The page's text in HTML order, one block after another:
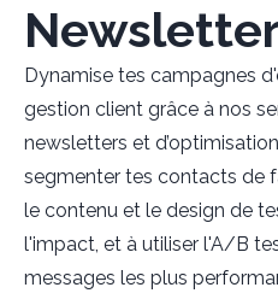
Dynamise tes campagnes
gestion client grâce à nos
newsletters et
segmenter tes contacts de
le contenu et le design de
l'impact, et à utiliser l'A/B
messages les plus